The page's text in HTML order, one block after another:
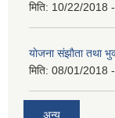
मिति: 10/22/2018
याेजना संझाैता तथा
मिति: 08/01/2018
अन्य